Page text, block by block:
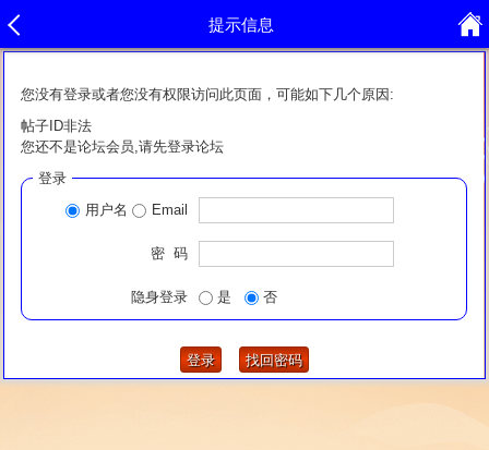
提示信息
您没有登录或者您没有权限访问此页面，可能如下几个原因:
帖子ID非法
您还不是论坛会员,请先登录论坛
登录
用户名
Email
密 码
隐身登录 是 否